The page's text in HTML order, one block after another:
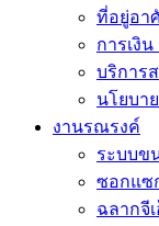
ที่อยู่อา
การเงิ
บริการ
นโยบา
งานรณรงค์
ระบบข
ซอกแซ
ฉลากจี